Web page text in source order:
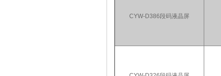
CYW-D386段码液晶屏